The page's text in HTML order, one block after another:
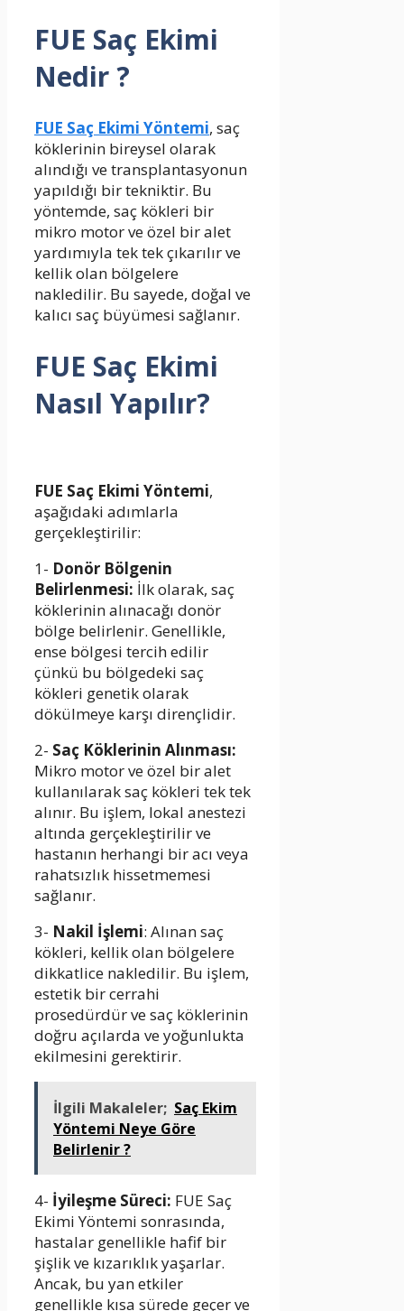
FUE Saç Ekimi
Nedir ?
FUE Saç Ekimi Yöntemi, saç
köklerinin bireysel olarak
alındığı ve transplantasyonun
yapıldığı bir tekniktir. Bu
yöntemde, saç kökleri bir
mikro motor ve özel bir alet
yardımıyla tek tek çıkarılır ve
kellik olan bölgelere
nakledilir. Bu sayede, doğal ve
kalıcı saç büyümesi sağlanır.
FUE Saç Ekimi
Nasıl Yapılır?
FUE Saç Ekimi Yöntemi,
aşağıdaki adımlarla
gerçekleştirilir:
1- Donör Bölgenin
Belirlenmesi: İlk olarak, saç
köklerinin alınacağı donör
bölge belirlenir. Genellikle,
ense bölgesi tercih edilir
çünkü bu bölgedeki saç
kökleri genetik olarak
dökülmeye karşı dirençlidir.
2- Saç Köklerinin Alınması:
Mikro motor ve özel bir alet
kullanılarak saç kökleri tek tek
alınır. Bu işlem, lokal anestezi
altında gerçekleştirilir ve
hastanın herhangi bir acı veya
rahatsızlık hissetmemesi
sağlanır.
3- Nakil İşlemi: Alınan saç
kökleri, kellik olan bölgelere
dikkatlice nakledilir. Bu işlem,
estetik bir cerrahi
prosedürdür ve saç köklerinin
doğru açılarda ve yoğunlukta
ekilmesini gerektirir.
İlgili Makaleler; Saç Ekim
Yöntemi Neye Göre
Belirlenir ?
4- İyileşme Süreci: FUE Saç
Ekimi Yöntemi sonrasında,
hastalar genellikle hafif bir
şişlik ve kızarıklık yaşarlar.
Ancak, bu yan etkiler
genellikle kısa sürede geçer ve